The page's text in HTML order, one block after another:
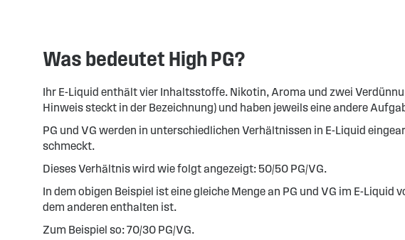
Was bedeutet High PG?
Ihr E-Liquid enthält vier Inhaltsstoffe. Nikotin, Aroma und zwei
Hinweis steckt in der Bezeichnung) und haben jeweils eine andere
PG und VG werden in unterschiedlichen Verhältnissen in E-Liquid
schmeckt.
Dieses Verhältnis wird wie folgt angezeigt: 50/50 PG/VG.
In dem obigen Beispiel ist eine gleiche Menge an PG und VG im E-
dem anderen enthalten ist.
Zum Beispiel so: 70/30 PG/VG.